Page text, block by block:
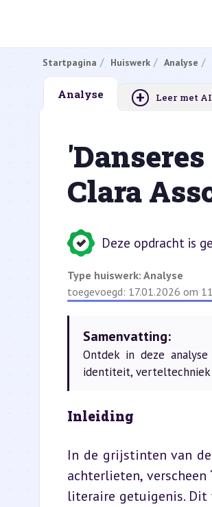
Startpagina Huiswerk Analyse
Analyse + Leer met AI
Clara
Deze opdracht is
Type huiswerk: Analyse
toegevoegd: 17.01.2026 om
Samenvatting:
Ontdek in deze
identiteit, verteltechniek
Inleiding
In de grijstinten van
achterlieten, verscheen
literaire getuigenis. Dit